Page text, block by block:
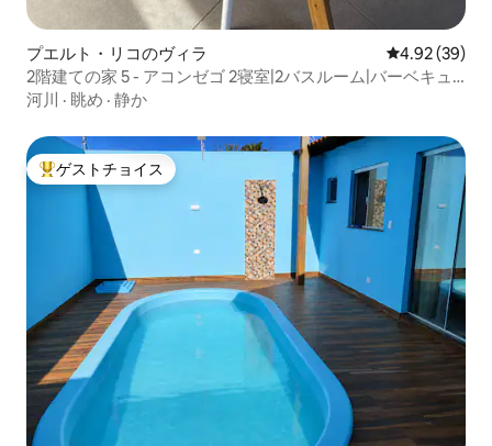
プエルト・リコのヴィラ レビュー39
4.92 (39)
2階建ての家 5 - アコンゼゴ 2寝室|2バスルーム|バーベキュ
ー|スパ
河川 · 眺め · 静か
大好評のゲストチョイスです。
ゲストチョイス